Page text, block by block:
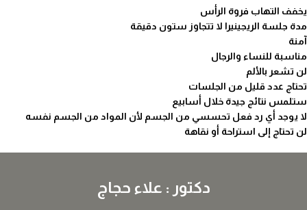
يخفف التهاب فروة الرأس
مدة جلسة الريجينيرا لا تتجاوز ستون دقيقة
آمنة
مناسبة للنساء والرجال
لن تشعر بالألم
تحتاج عدد قليل من الجلسات
ستلمس نتائج جيدة خلال أسابيع
لا يوجد أي رد فعل تحسسي من الجسم لأن المواد من الجسم نفسه
لن تحتاج إلى استراحة أو نقاهة
دكتور : علاء حجاج